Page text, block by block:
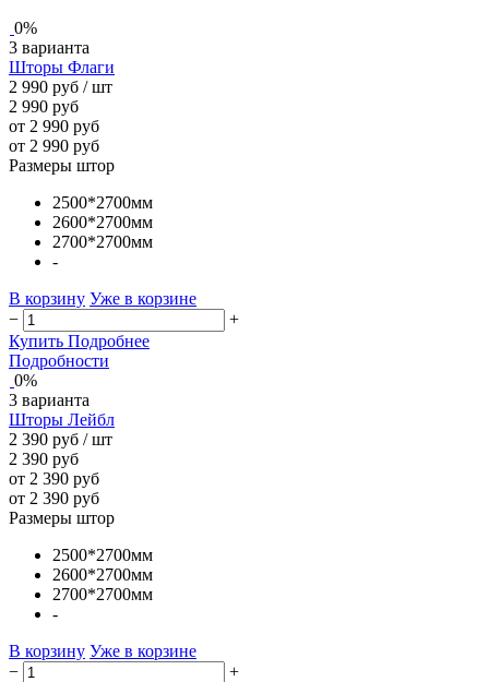
0%
3 варианта
Шторы Флаги
2 990 руб / шт
2 990 руб
от 2 990 руб
от 2 990 руб
Размеры штор
2500*2700мм
2600*2700мм
2700*2700мм
-
В корзину Уже в корзине
−
+
Купить Подробнее
Подробности
0%
3 варианта
Шторы Лейбл
2 390 руб / шт
2 390 руб
от 2 390 руб
от 2 390 руб
Размеры штор
2500*2700мм
2600*2700мм
2700*2700мм
-
В корзину Уже в корзине
−
+